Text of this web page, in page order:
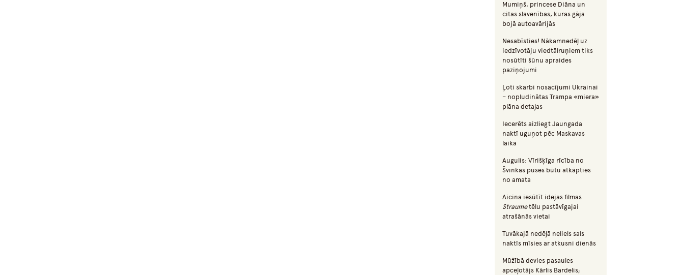
Mumiņš, princese Diāna un
citas slavenības, kuras gāja
bojā autoavārijās
Nesabīsties! Nākamnedēļ uz
iedzīvotāju viedtālruņiem tiks
nosūtīti šūnu apraides
paziņojumi
Ļoti skarbi nosacījumi Ukrainai
– nopludinātas Trampa «miera»
plāna detaļas
Iecerēts aizliegt Jaungada
naktī uguņot pēc Maskavas
laika
Augulis: Vīrišķīga rīcība no
Švinkas puses būtu atkāpties
no amata
Aicina iesūtīt idejas filmas
Straumetēlu pastāvīgajai
atrašānās vietai
Tuvākajā nedēļā neliels sals
naktīs mīsies ar atkusni dienās
Mūžībā devies pasaules
apceļotājs Kārlis Bardelis;